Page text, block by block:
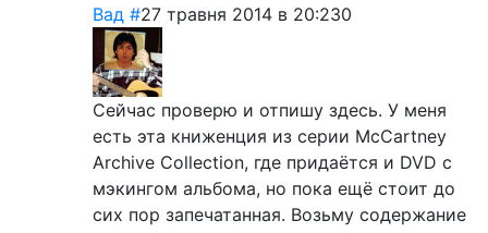
Вад #27 травня 2014 в 20:230
Сейчас проверю и отпишу здесь. У меня
есть эта книженция из серии McCartney
Archive Collection, где придаётся и DVD с
мэкингом альбома, но пока ещё стоит до
сих пор запечатанная. Возьму содержание